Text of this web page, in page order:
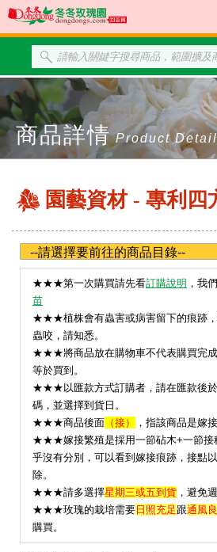
商品詳情 Product
園藝資材 - 專利四
★★★第一次購買請先看訂購說明 ，我
苗
★★★植株會有蟲害或病害留下的痕跡，
蟲咬，請知悉。
★★★將商品放在購物車不代表購買完成
等於買到。
★★★以匯款方式訂購者，請在匯款後
碼，並選擇到貨日。
★★★商品後面 （接） ，指該商品是嫁
★★★嫁接繁殖是採用一節砧木+一節接
乎沒有分別，可以看到嫁接痕跡，接點
除。
★★★請多選擇星期三或五到貨 ，避免
★★★玫瑰的栽培需要 日照充足 跟通風
購買。